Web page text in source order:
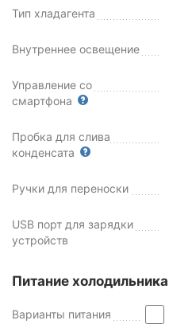
Тип хладагента
Внутреннее освещение
Управление со
смартфона
Пробка для слива
конденсата
Ручки для переноски
USB порт для зарядки
устройств
Питание холодильника
Варианты питания